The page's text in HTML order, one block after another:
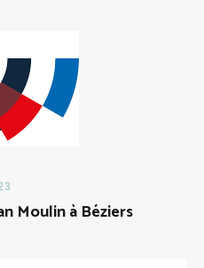
Moulin à Béziers